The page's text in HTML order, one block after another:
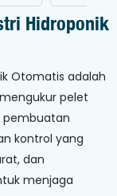
Hidroponik
Otomatis adalah
pelet
pembuatan
kontrol yang
dan
menjaga